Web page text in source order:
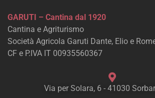
GARUTI – Cantina dal 1920
Cantina e Agriturismo
Società Agricola Garuti Dante, Elio e
CF e P.IVA IT 00935560367
Via per Solara, 6 - 41030